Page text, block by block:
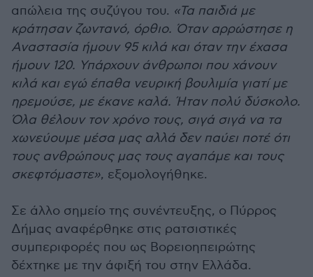
απώλεια της συζύγου του. «Τα παιδιά με
κράτησαν ζωντανό, όρθιο. Όταν αρρώστησε η
Αναστασία ήμουν 95 κιλά και όταν την έχασα
ήμουν 120. Υπάρχουν άνθρωποι που χάνουν
κιλά και εγώ έπαθα νευρική βουλιμία γιατί με
ηρεμούσε, με έκανε καλά. Ήταν πολύ δύσκολο.
Όλα θέλουν τον χρόνο τους, σιγά σιγά να τα
χωνεύουμε μέσα μας αλλά δεν παύει ποτέ ότι
τους ανθρώπους μας τους αγαπάμε και τους
σκεφτόμαστε», εξομολογήθηκε.
Σε άλλο σημείο της συνέντευξης, ο Πύρρος
Δήμας αναφέρθηκε στις ρατσιστικές
συμπεριφορές που ως Βορειοηπειρώτης
δέχτηκε με την άφιξή του στην Ελλάδα.